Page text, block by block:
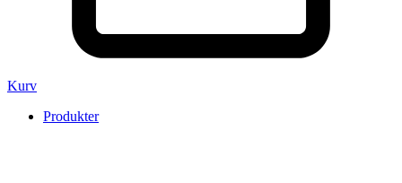
Kurv
Produkter